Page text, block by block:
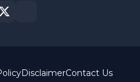
DisclaimerContact Us